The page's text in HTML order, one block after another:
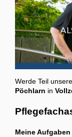
Werde Teil
Pöchlarn in
Meine Aufgaben